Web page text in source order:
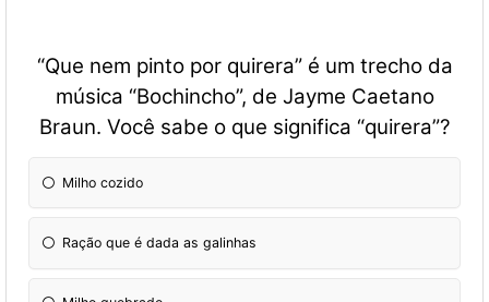
“Que nem pinto por quirera” é um trecho da
música “Bochincho”, de Jayme Caetano
Braun. Você sabe o que significa “quirera”?
Milho cozido
Ração que é dada as galinhas